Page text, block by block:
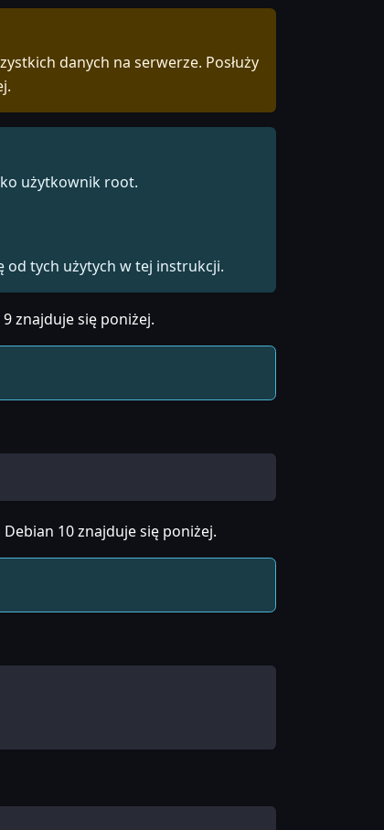
danych na serwerze. Posłuży
użytkownik root.
od tych użytych w tej instrukcji.
znajduje się poniżej.
10 znajduje się poniżej.